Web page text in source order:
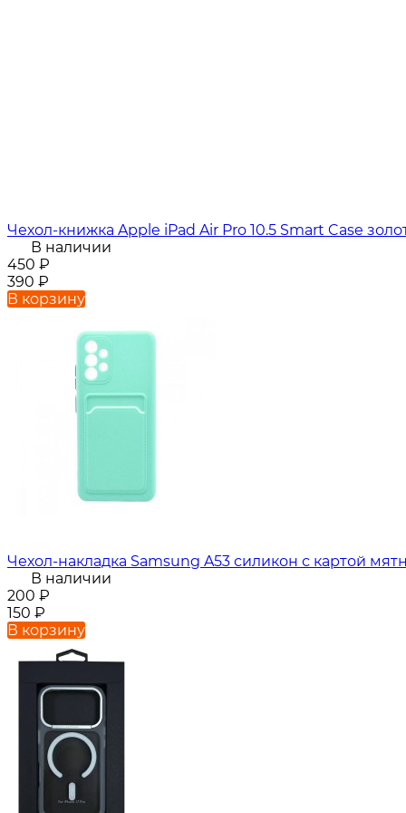
Чехол-книжка Apple iPad Air Pro 10.5 Smart Case
В наличии
450 ₽
390 ₽
В корзину
Чехол-накладка Samsung A53 силикон с картой
В наличии
200 ₽
150 ₽
В корзину